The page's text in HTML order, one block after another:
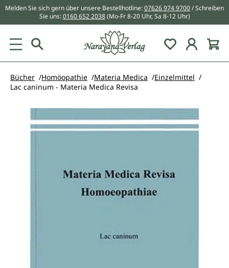
springen
Melden Sie sich gern über unsere Bestellhotline:07626 974 9700/ Schreiben
Sie uns:0160 652 2038 (Mo-Fr 8-20 Uhr, Sa 8-12 Uhr)
Du hast 0
Bücher Homöopathie Materia Medica
Einzelmittel
Lac caninum - Materia Medica Revisa